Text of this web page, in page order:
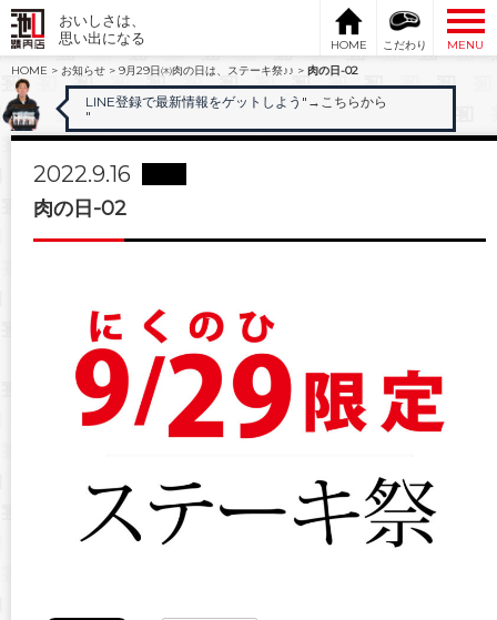
おいしさは、
思い出になる
HOME こだわり
MENU
HOME > お知らせ > 9月29日㈭肉の日は、ステーキ祭♪♪ > 肉の日-02
LINE登録で最新情報をゲットしよう" →こちらから
"
2022.9.16
肉の日-02